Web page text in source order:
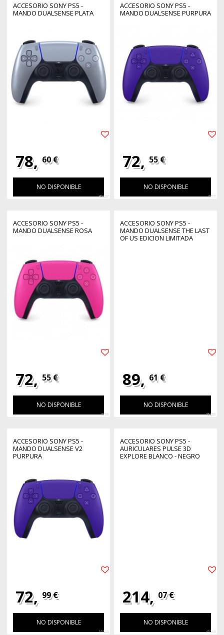
ACCESORIO SONY PS5 -
MANDO DUALSENSE PLATA
78, 60 €
NO DISPONIBLE
30237
ACCESORIO SONY PS5 -
MANDO DUALSENSE PURPURA
72, 55 €
NO DISPONIBLE
4717
ACCESORIO SONY PS5 -
MANDO DUALSENSE ROSA
72, 55 €
NO DISPONIBLE
4718
ACCESORIO SONY PS5 -
MANDO DUALSENSE THE LAST
OF US EDICION LIMITADA
89, 61 €
NO DISPONIBLE
46236
ACCESORIO SONY PS5 -
MANDO DUALSENSE V2
PURPURA
72, 99 €
NO DISPONIBLE
53303
ACCESORIO SONY PS5 -
AURICULARES PULSE 3D
EXPLORE BLANCO - NEGRO
214, 07 €
NO DISPONIBLE
43218